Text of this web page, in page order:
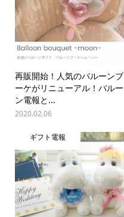
再販開始！人気のバルーンブ
ーケがリニューアル！バルー
ン電報と...
2020.02.06
ギフト電報